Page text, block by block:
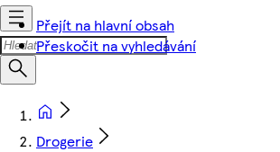
Přejít na hlavní obsah
Přeskočit na vyhledávání
Drogerie